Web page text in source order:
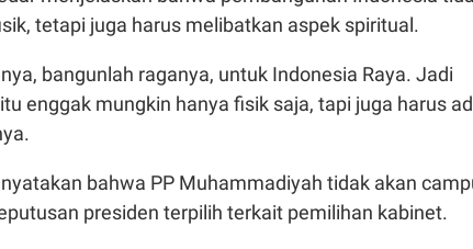
tetapi juga harus melibatkan aspek spiritual.
bangunlah raganya, untuk Indonesia Raya. Jadi
enggak mungkin hanya fisik saja, tapi juga harus
bahwa PP Muhammadiyah tidak akan
presiden terpilih terkait pemilihan kabinet.